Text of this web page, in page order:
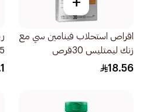
اقراص استحلاب فينامين سي مع
زنك ليمتليس 30قرص
18.56